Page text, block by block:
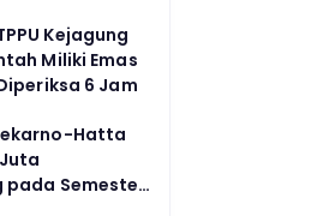
Kejagung
Miliki Emas
6 Jam
Hatta
pada Semester